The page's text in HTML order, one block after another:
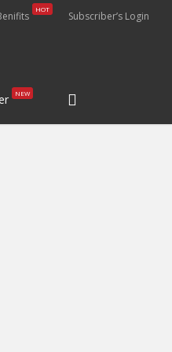
HOT Subscriber’s Login
NEW